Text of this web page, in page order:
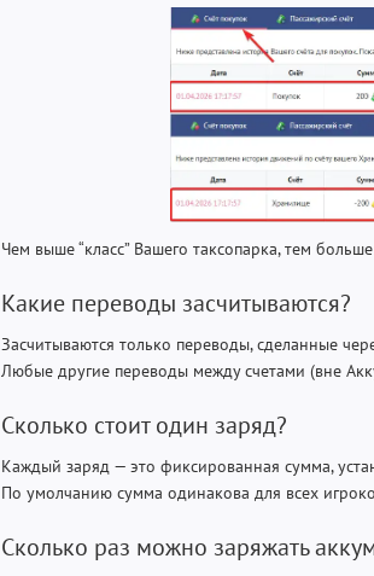
Чем выше “класс” Вашего таксопарка, тем
Какие переводы засчитываются?
Засчитываются только переводы, сделанные
Любые другие переводы между счетами (вне
Сколько стоит один заряд?
Каждый заряд — это фиксированная сумма,
По умолчанию сумма одинакова для всех
Сколько раз можно заряжать